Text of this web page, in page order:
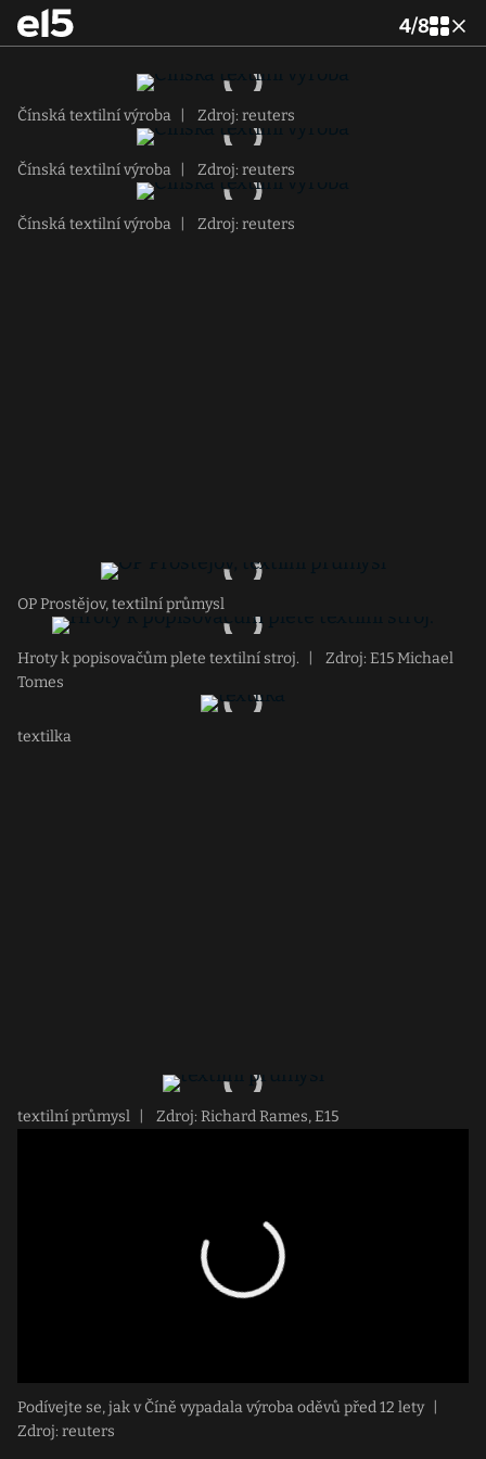
4/8
Čínská textilní výroba Zdroj: reuters
Čínská textilní výroba Zdroj: reuters
Čínská textilní výroba Zdroj: reuters
OP Prostějov, textilní průmysl
Hroty k popisovačům plete textilní stroj.
Zdroj: E15 Michael
Tomes
textilka
textilní průmysl Zdroj: Richard Rames, E15
Podívejte se, jak v Číně vypadala výroba oděvů před 12 lety
Zdroj: reuters